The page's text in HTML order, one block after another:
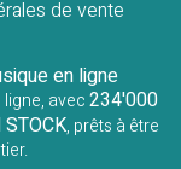
de vente
en ligne
avec234'000
STOCK, prêts à être